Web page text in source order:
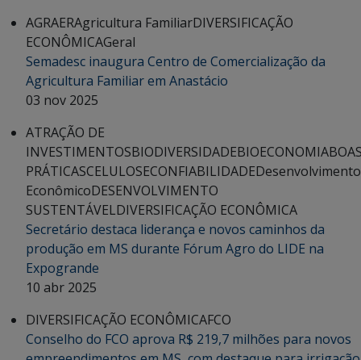
AGRAERAgricultura FamiliarDIVERSIFICAÇÃO
ECONÔMICAGeral
Semadesc inaugura Centro de Comercialização da
Agricultura Familiar em Anastácio
03 nov 2025
ATRAÇÃO DE
INVESTIMENTOSBIODIVERSIDADEBIOECONOMIA
PRÁTICASCELULOSECONFIABILIDADEDesenvolvimento
EconômicoDESENVOLVIMENTO
SUSTENTÁVELDIVERSIFICAÇÃO ECONÔMICA
Secretário destaca liderança e novos caminhos da
produção em MS durante Fórum Agro do LIDE na
Expogrande
10 abr 2025
DIVERSIFICAÇÃO ECONÔMICAFCO
Conselho do FCO aprova R$ 219,7 milhões para novos